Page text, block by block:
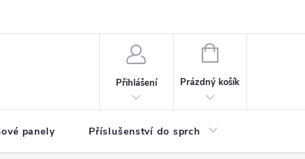
Přihlášení
NÁKUPNÍ
Prázdný košík
panely Příslušenství do sprch